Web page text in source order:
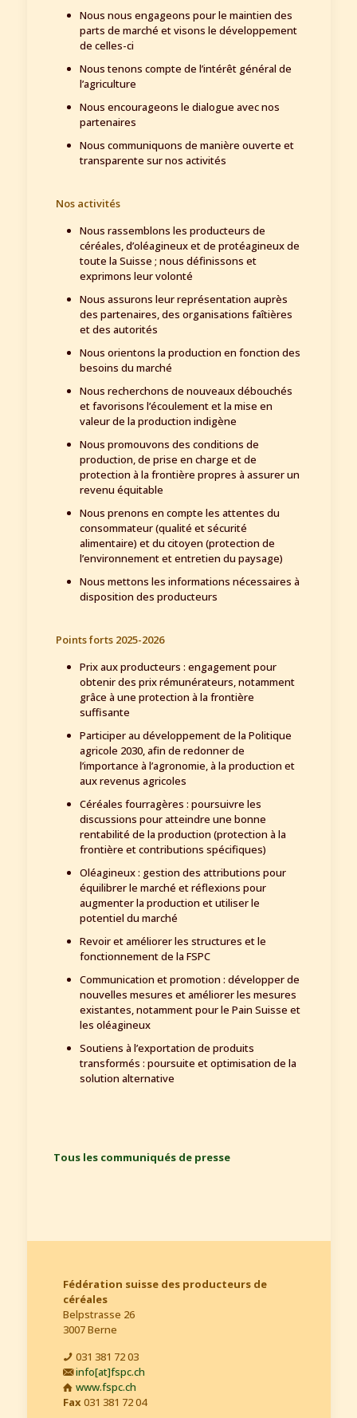
Nous nous engageons pour le maintien des
parts de marché et visons le développement
de celles-ci
Nous tenons compte de l’intérêt général de
l’agriculture
Nous encourageons le dialogue avec nos
partenaires
Nous communiquons de manière ouverte et
transparente sur nos activités
Nos activités
Nous rassemblons les producteurs de
céréales, d’oléagineux et de protéagineux de
toute la Suisse ; nous définissons et
exprimons leur volonté
Nous assurons leur représentation auprès
des partenaires, des organisations faîtières
et des autorités
Nous orientons la production en fonction des
besoins du marché
Nous recherchons de nouveaux débouchés
et favorisons l’écoulement et la mise en
valeur de la production indigène
Nous promouvons des conditions de
production, de prise en charge et de
protection à la frontière propres à assurer un
revenu équitable
Nous prenons en compte les attentes du
consommateur (qualité et sécurité
alimentaire) et du citoyen (protection de
l’environnement et entretien du paysage)
Nous mettons les informations nécessaires à
disposition des producteurs
Points forts 2025-2026
Prix aux producteurs : engagement pour
obtenir des prix rémunérateurs, notamment
grâce à une protection à la frontière
suffisante
Participer au développement de la Politique
agricole 2030, afin de redonner de
l’importance à l’agronomie, à la production et
aux revenus agricoles
Céréales fourragères : poursuivre les
discussions pour atteindre une bonne
rentabilité de la production (protection à la
frontière et contributions spécifiques)
Oléagineux : gestion des attributions pour
équilibrer le marché et réflexions pour
augmenter la production et utiliser le
potentiel du marché
Revoir et améliorer les structures et le
fonctionnement de la FSPC
Communication et promotion : développer de
nouvelles mesures et améliorer les mesures
existantes, notamment pour le Pain Suisse et
les oléagineux
Soutiens à l’exportation de produits
transformés : poursuite et optimisation de la
solution alternative
Tous les communiqués de presse
Fédération suisse des producteurs de
céréales
Belpstrasse 26
3007 Berne
031 381 72 03
info[at]fspc.ch
www.fspc.ch
Fax 031 381 72 04